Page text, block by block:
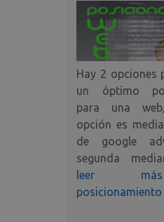
Hay 2 opciones
un óptimo
para una
opción es
de google
segunda
leer
posicionamiento